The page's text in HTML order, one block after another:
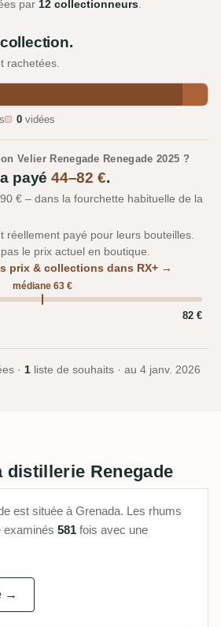
par 12 collectionneurs.
rachetées.
0 vidées
Velier Renegade Renegade 2025 ?
payé44–82 €.
€ – dans la fourchette habituelle de la
réellement payé pour leurs bouteilles.
le prix actuel en boutique.
prix & collections dans RX+ →
médiane 63 €
82 €
· 1 liste de souhaits · au 4 janv. 2026
distillerie Renegade
est située à Grenada. Les rhums
examinés 581 fois avec une
→